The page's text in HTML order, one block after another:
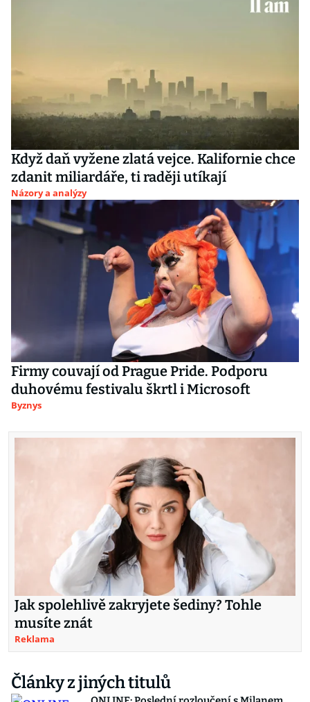
Když daň vyžene zlatá vejce. Kalifornie chce
zdanit miliardáře, ti raději utíkají
Názory a analýzy
Firmy couvají od Prague Pride. Podporu
duhovému festivalu škrtl i Microsoft
Byznys
Jak spolehlivě zakryjete šediny? Tohle
musíte znát
Reklama
Články z jiných titulů